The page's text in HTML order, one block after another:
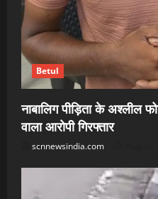
Betul
नाबालिग पीड़िता के अश्लील
वाला आरोपी गिरफ्तार
scnnewsindia.com